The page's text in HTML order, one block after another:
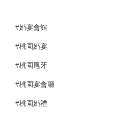
#婚宴會館
#桃園婚宴
#桃園尾牙
#桃園宴會廳
#桃園婚禮